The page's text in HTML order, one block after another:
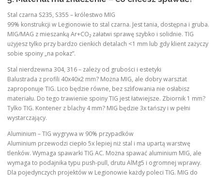
Stal czarna S235, S355 – królestwo MIG
99% konstrukcji w Legionowie to stal czarna. Jest tania, dostępna i gruba.
MIG/MAG z mieszanką Ar+CO₂ załatwi sprawę szybko i solidnie. TIG
użyjesz tylko przy bardzo cienkich detalach <1 mm lub gdy klient zażyczy
sobie spoiny „na pokaz”.
Stal nierdzewna 304, 316 – zależy od grubości i estetyki
Balustrada z profili 40x40x2 mm? Można MIG, ale dobry warsztat
zaproponuje TIG. Lico będzie równe, bez szlifowania nie osłabisz
materiału. Do tego trawienie spoiny TIG jest łatwiejsze. Zbiornik 1 mm?
Tylko TIG. Kontener z blachy 4 mm? MIG będzie 3x tańszy i w pełni
wystarczający.
Aluminium – TIG wygrywa w 90% przypadków
Aluminium przewodzi ciepło 5x lepiej niż stal i ma upartą warstwę
tlenków. Wymaga spawarki TIG AC. Można spawać aluminium MIG, ale
wymaga to podajnika typu push-pull, drutu AlMg5 i ogromnej wprawy.
Dla pojedynczych projektów w Legionowie każdy poleci TIG. MIG do